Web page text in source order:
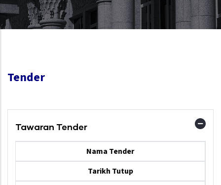
Tender
Tawaran Tender
Nama Tender
Tarikh Tutup